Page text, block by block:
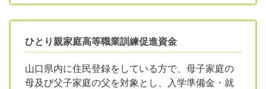
ひとり親家庭高等職業訓練促進資金
山口県内に住民登録をしている方で、母子家庭の
母及び父子家庭の父を対象とし、入学準備金・就